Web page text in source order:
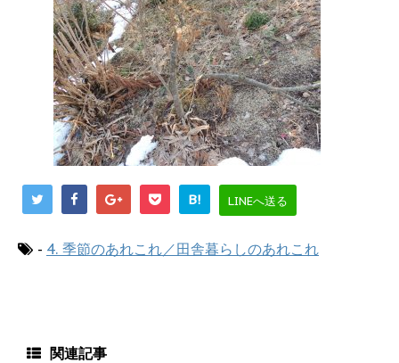
B! LINEへ送る
- 4. 季節のあれこれ／田舎暮らしのあれこれ
関連記事